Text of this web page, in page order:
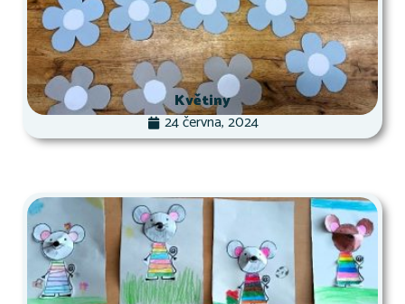
Květiny
24 června, 2024